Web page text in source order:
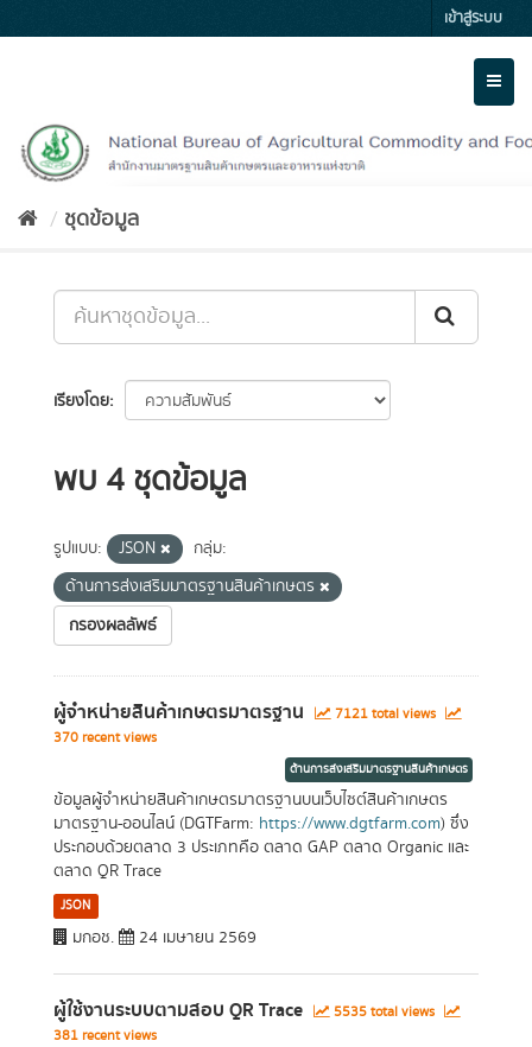
to
เข้าสู่ระบบ
ชุดข้อมูล
เรียงโดย
พบ 4 ชุดข้อมูล
รูปแบบ: JSON
กลุ่ม:
ด้านการส่งเสริมมาตรฐานสินค้าเกษตร
กรองผลลัพธ์
ผู้จำหน่ายสินค้าเกษตรมาตรฐาน
7121 total views
370 recent views
ด้านการส่งเสริมมาตรฐานสินค้าเกษตร
ข้อมูลผู้จำหน่ายสินค้าเกษตรมาตรฐานบนเว็บไซต์สินค้าเกษตร
มาตรฐาน-ออนไลน์ (DGTFarm: https://www.dgtfarm.com) ซึ่ง
ประกอบด้วยตลาด 3 ประเภทคือ ตลาด GAP ตลาด Organic และ
ตลาด QR Trace
JSON
มกอช. 24 เมษายน 2569
ผู้ใช้งานระบบตามสอบ QR Trace
5535 total views
381 recent views